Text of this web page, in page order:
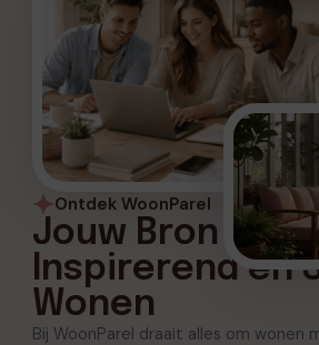
Ontdek WoonParel
Jouw Bron voor
Inspirerend en
Wonen
Bij WoonParel draait alles om wonen